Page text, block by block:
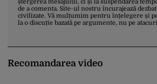
de a comenta. Site-ul nostru încurajează
civilizate. Vă mulțumim pentru înțelegere și
la o discuție bazată pe argumente, nu pe
Recomandarea video